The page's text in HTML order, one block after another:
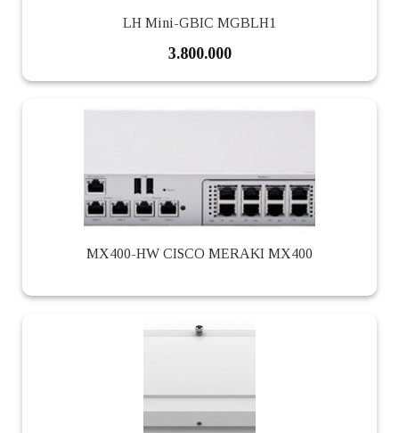
LH Mini-GBIC MGBLH1
3.800.000
MX400-HW CISCO MERAKI MX400